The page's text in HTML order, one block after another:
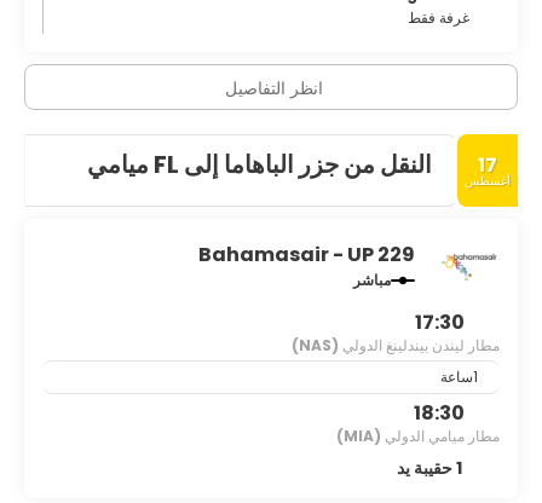
غرفة فقط
انظر التفاصيل
17
أغسطس النقل من جزر الباهاما إلى FL ميامي
Bahamasair - UP 229
مباشر
17:30
مطار ليندن بيندلينغ الدولي (NAS)
18:30
مطار ميامي الدولي (MIA)
1 حقيبة يد